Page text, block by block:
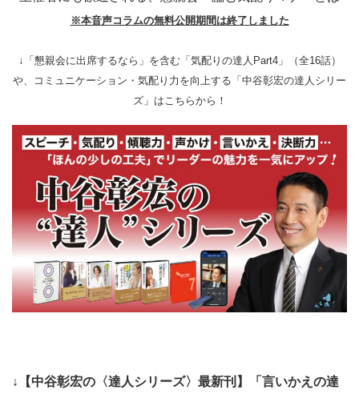
※本音声コラムの無料公開期間は終了しました
↓「懇親会に出席するなら」を含む「気配りの達人Part4」（全16話）
や、コミュニケーション・気配り力を向上する「中谷彰宏の達人シリー
ズ」はこちらから！
↓【中谷彰宏の〈達人シリーズ〉最新刊】「言いかえの達